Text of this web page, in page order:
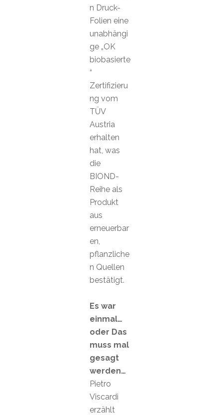
n Druck-
Folien eine
unabhängi
ge „OK
biobasierte
“
Zertifizieru
ng vom
TÜV
Austria
erhalten
hat, was
die
BIOND-
Reihe als
Produkt
aus
erneuerbar
en,
pflanzliche
n Quellen
bestätigt.
Es war
einmal…
oder Das
muss mal
gesagt
werden…
Pietro
Viscardi
erzählt